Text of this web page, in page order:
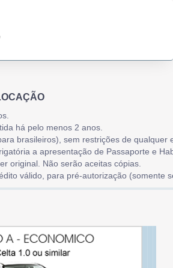
há pelo menos 2 anos.
brasileiros), sem restrições de qualquer
a apresentação de Passaporte e
original. Não serão aceitas cópias.
válido, para pré-autorização (somente